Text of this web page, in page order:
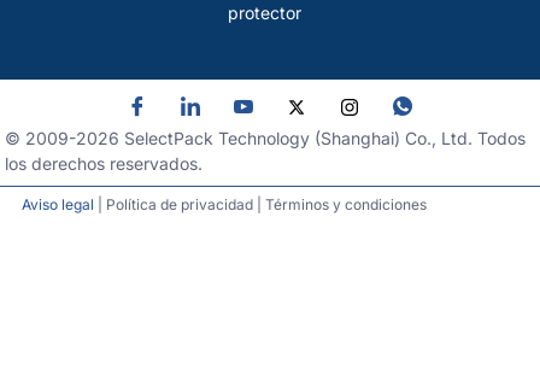
protector
© 2009-2026 SelectPack Technology (Shanghai) Co., Ltd. Todos
los derechos reservados.
Aviso legal | Política de privacidad | Términos y condiciones